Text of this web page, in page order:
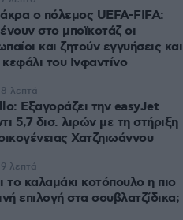
ο πόλεμος UEFA-FIFA:
στο μποϊκοτάζ οι
και ζητούν εγγυήσεις και
του Ινφαντίνο
Εξαγοράζει την easyJet
5,7 δισ. λιρών με τη στήριξη
Χατζηιωάννου
λεπτά
το καλαμάκι κοτόπουλο η πιο
επιλογή στα σουβλατζίδικα;
λεπτά